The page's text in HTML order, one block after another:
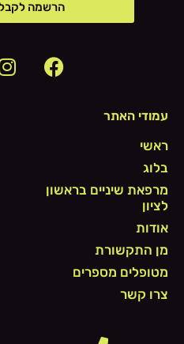
הרשמה
עמודי האתר
ראשי
בלוג
מרפאת שיניים בראשון
לציון
אודות
מן התקשורת
מטופלים מספרים
צרו קשר